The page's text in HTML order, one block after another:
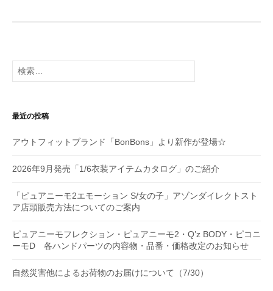
ョ
検
索:
最近の投稿
アウトフィットブランド「BonBons」より新作が登場☆
2026年9月発売「1/6衣装アイテムカタログ」のご紹介
「ピュアニーモ2エモーション S/女の子」アゾンダイレクトスト
ア店頭販売方法についてのご案内
ピュアニーモフレクション・ピュアニーモ2・Q’z BODY・ピコニ
ーモD 各ハンドパーツの内容物・品番・価格改定のお知らせ
自然災害他によるお荷物のお届けについて（7/30）